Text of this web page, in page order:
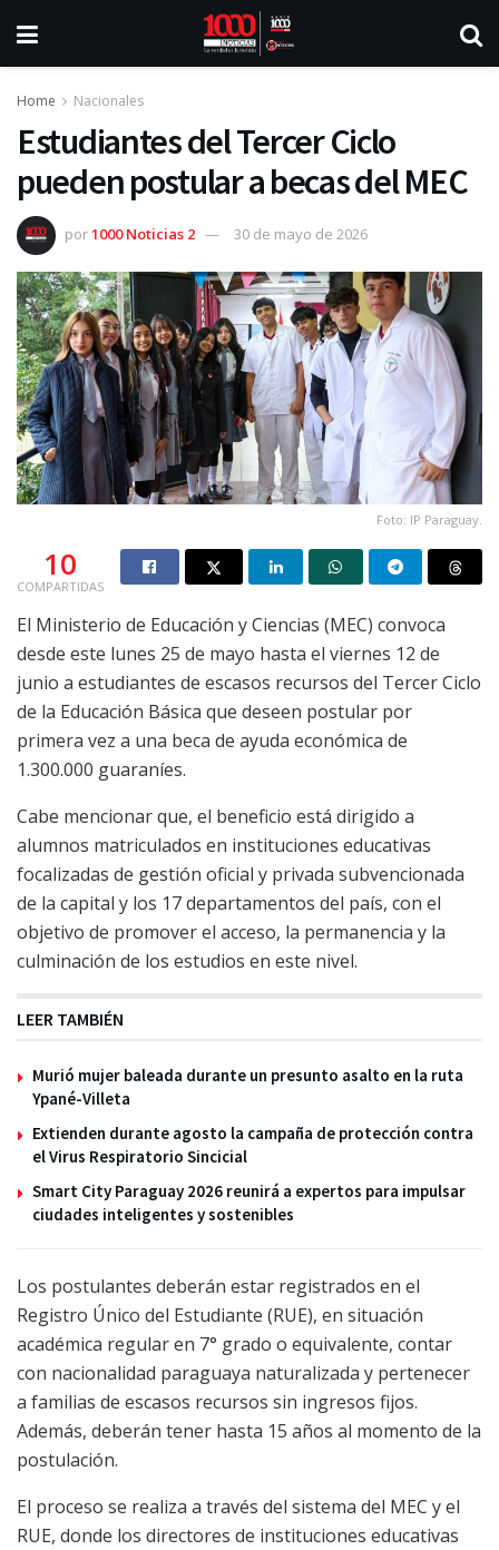
Home Nacionales
Estudiantes del Tercer Ciclo
pueden postular a becas del MEC
por1000 Noticias 2 30 de mayo de 2026
Foto: IP Paraguay.
10
COMPARTIDAS
El Ministerio de Educación y Ciencias (MEC) convoca
desde este lunes 25 de mayo hasta el viernes 12 de
junio a estudiantes de escasos recursos del Tercer Ciclo
de la Educación Básica que deseen postular por
primera vez a una beca de ayuda económica de
1.300.000 guaraníes.
Cabe mencionar que, el beneficio está dirigido a
alumnos matriculados en instituciones educativas
focalizadas de gestión oficial y privada subvencionada
de la capital y los 17 departamentos del país, con el
objetivo de promover el acceso, la permanencia y la
culminación de los estudios en este nivel.
LEER TAMBIÉN
Murió mujer baleada durante un presunto asalto en la ruta
Ypané-Villeta
Extienden durante agosto la campaña de protección contra
el Virus Respiratorio Sincicial
Smart City Paraguay 2026 reunirá a expertos para impulsar
ciudades inteligentes y sostenibles
Los postulantes deberán estar registrados en el
Registro Único del Estudiante (RUE), en situación
académica regular en 7° grado o equivalente, contar
con nacionalidad paraguaya naturalizada y pertenecer
a familias de escasos recursos sin ingresos fijos.
Además, deberán tener hasta 15 años al momento de la
postulación.
El proceso se realiza a través del sistema del MEC y el
RUE, donde los directores de instituciones educativas